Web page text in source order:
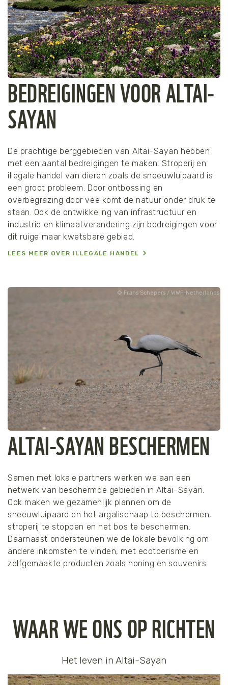
BEDREIGINGEN VOOR ALTAI-
SAYAN
De prachtige berggebieden van Altai-Sayan hebben
met een aantal bedreigingen te maken. Stroperij en
illegale handel van dieren zoals de sneeuwluipaard is
een groot probleem. Door ontbossing en
overbegrazing door vee komt de natuur onder druk te
staan. Ook de ontwikkeling van infrastructuur en
industrie en klimaatverandering zijn bedreigingen voor
dit ruige maar kwetsbare gebied.
LEES MEER OVER ILLEGALE HANDEL
Frans Schepers / WWF-Netherlands
ALTAI-SAYAN BESCHERMEN
Samen met lokale partners werken we aan een
netwerk van beschermde gebieden in Altai-Sayan.
Ook maken we gezamenlijk plannen om de
sneeuwluipaard en het argalischaap te beschermen,
stroperij te stoppen en het bos te beschermen.
Daarnaast ondersteunen we de lokale bevolking om
andere inkomsten te vinden, met ecotoerisme en
zelfgemaakte producten zoals honing en souvenirs.
WAAR WE ONS OP RICHTEN
Het leven in Altai-Sayan